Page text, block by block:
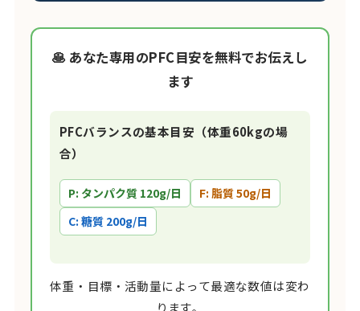
🥞 あなた専用のPFC目安を無料でお伝えし
ます
PFCバランスの基本目安（体重60kgの場
合）
P: タンパク質 120g/日
F: 脂質 50g/日
C: 糖質 200g/日
体重・目標・活動量によって最適な数値は変わ
ります。